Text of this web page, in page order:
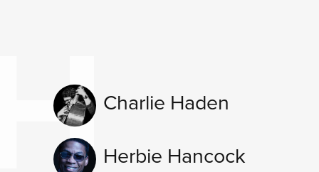
Charlie Haden
Herbie Hancock